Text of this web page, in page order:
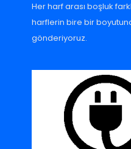
Her harf arası boşluk
harflerin bire bir
gönderiyoruz.